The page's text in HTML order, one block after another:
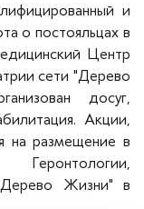
и
о постояльцах в
Центр
сети "Дерево
досуг,
Акции,
на размещение в
Жизни" в